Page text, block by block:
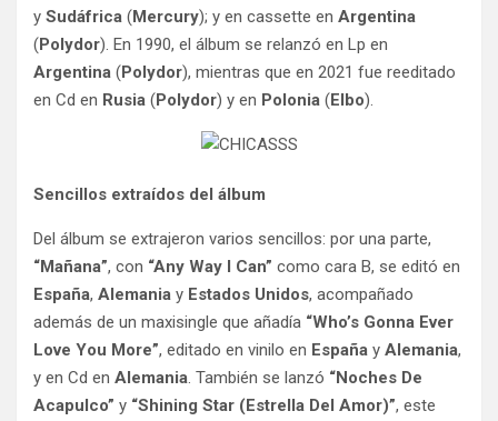
y Sudáfrica (Mercury); y en cassette en Argentina
(Polydor). En 1990, el álbum se relanzó en Lp en
Argentina (Polydor), mientras que en 2021 fue reeditado
en Cd en Rusia (Polydor) y en Polonia (Elbo).
Sencillos extraídos del álbum
Del álbum se extrajeron varios sencillos: por una parte,
“Mañana”, con “Any Way I Can” como cara B, se editó en
España, Alemania y Estados Unidos, acompañado
además de un maxisingle que añadía “Who’s Gonna Ever
Love You More”, editado en vinilo en España y Alemania,
y en Cd en Alemania. También se lanzó “Noches De
Acapulco” y “Shining Star (Estrella Del Amor)”, este